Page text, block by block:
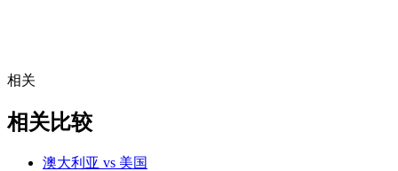
相关
相关比较
澳大利亚 vs 美国